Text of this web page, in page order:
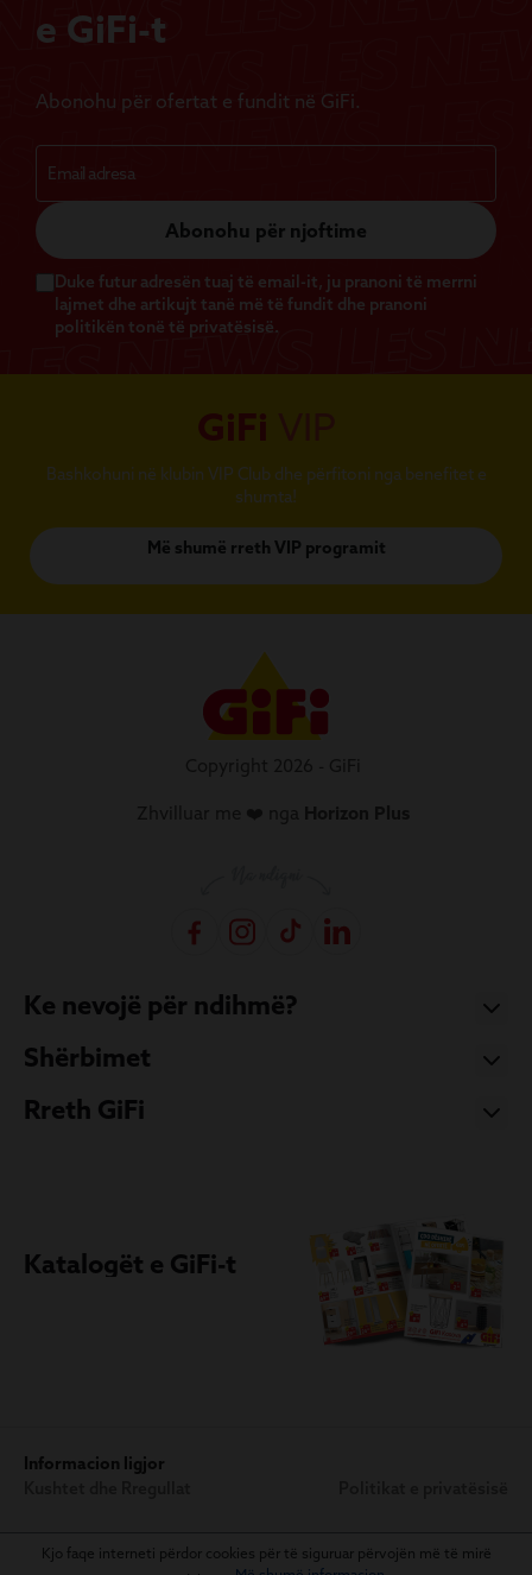
e GiFi-t
Abonohu për ofertat e fundit në GiFi.
Abonohu për njoftime
Duke futur adresën tuaj të email-it, ju pranoni të merrni
lajmet dhe artikujt tanë më të fundit dhe pranoni
politikën tonë të privatësisë.
GiFi
Bashkohuni në klubin VIP Club dhe përfitoni nga benefitet e
shumta!
Më shumë rreth VIP programit
Ke nevojë për ndihmë?
Shërbimet
Rreth GiFi
Katalogët e GiFi-t
Informacion ligjor
Kjo faqe interneti përdor cookies për të siguruar përvojën më të mirë